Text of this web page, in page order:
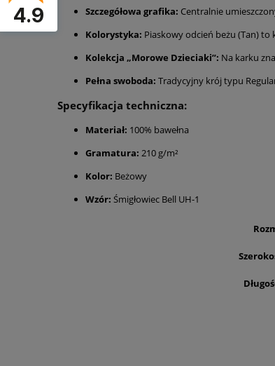
Szczegółowa grafika: Centralnie
Kolorystyka: Piaskowy odcień beżu (Tan)
Kolekcja „Morowe Dzieciaki”: Na karku
Pełna swoboda: Tradycyjny krój typu
Specyfikacja techniczna:
Materiał: 100% bawełna
Gramatura: 210 g/m²
Kolor: Beżowy
Wzór: Śmigłowiec Bell UH-1
4.9